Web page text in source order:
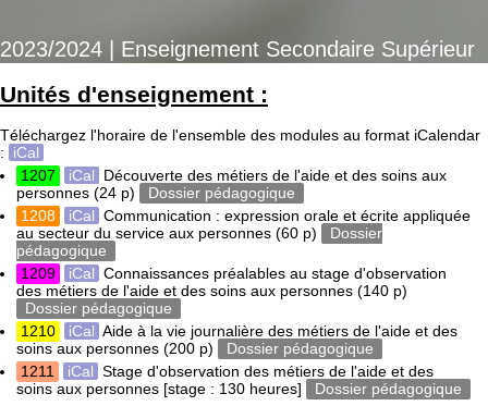
2023/2024 | Enseignement Secondaire Supérieur
Unités d'enseignement :
Téléchargez l'horaire de l'ensemble des modules au format iCalendar
:
iCal
1207
iCal
Découverte des métiers de l'aide et des soins aux
personnes (24 p)
Dossier pédagogique
1208
iCal Communication : expression orale et écrite appliquée
au secteur du service aux personnes (60 p)
Dossier
pédagogique
1209
iCal Connaissances préalables au stage d'observation
des métiers de l'aide et des soins aux personnes (140 p)
Dossier pédagogique
1210
iCal Aide à la vie journalière des métiers de l'aide et des
soins aux personnes (200 p)
Dossier pédagogique
1211
iCal Stage d'observation des métiers de l'aide et des
soins aux personnes [stage : 130 heures]
Dossier pédagogique